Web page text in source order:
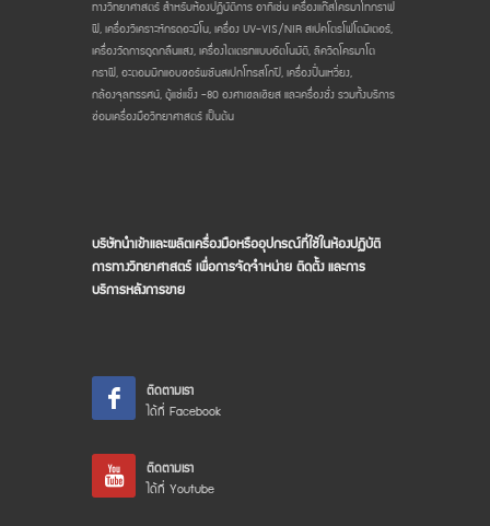
ทางวิทยาศาสตร์ สำหรับห้องปฏิบัติการ อาทิเช่น เครื่องแก๊สโครมาโทกราฟ
ฟี, เครื่องวิเคราะห์กรดอะมิโน, เครื่อง UV-VIS/NIR สเปคโตรโฟโตมิเตอร์,
เครื่องวัดการดูดกลืนแสง, เครื่องไตเตรทแบบอัตโนมัติ, ลิควิดโครมาโต
กราฟี, อะตอมมิกแอบซอร์พชันสเปกโทรสโกปี, เครื่องปั่นเหวี่ยง,
กล้องจุลทรรศน์, ตู้แช่แข็ง -80 องศาเซลเซียส และเครื่องชั่ง รวมทั้งบริการ
ซ่อมเครื่องมือวิทยาศาสตร์ เป็นต้น
บริษัทนำเข้าและผลิตเครื่องมือหรืออุปกรณ์ที่ใช้ในห้องปฏิบัติ
การทางวิทยาศาสตร์ เพื่อการจัดจำหน่าย ติดตั้ง และการ
บริการหลังการขาย
ติดตามเรา
ได้ที่ Facebook
ติดตามเรา
ได้ที่ Youtube